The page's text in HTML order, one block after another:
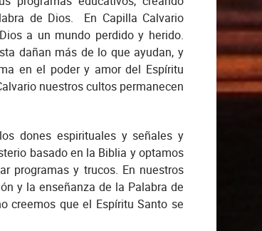
de Dios. En Capilla Calvario
a un mundo perdido y herido.
dañan más de lo que ayudan, y
en el poder y amor del Espíritu
nuestros cultos permanecen
dones espirituales y señales y
basado en la Biblia y optamos
programas y trucos. En nuestros
y la enseñanza de la Palabra de
creemos que el Espíritu Santo se